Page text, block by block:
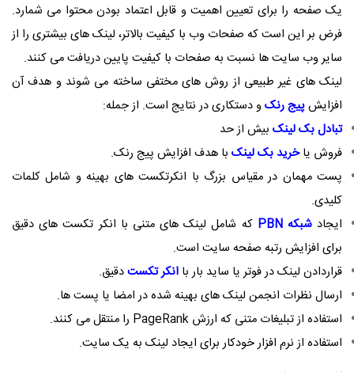
یک صفحه را برای تعیین اهمیت و قابل اعتماد بودن محتوا می شمارد.
فرض بر این است که صفحات وب با کیفیت بالاتر، لینک های بیشتری را از
سایر وب سایت ها نسبت به صفحات با کیفیت پایین دریافت می کنند.
لینک های غیر طبیعی از روش های مختفی ساخته می شوند و هدف آن
افزایشپیج رنکو دستکاری در نتایج است. از جمله:
تبادل بک لینک بیش از حد
فروش یاخرید بک لینک با هدف افزایش پیج رنک.
پست مهمان در مقیاس بزرگ با انکرتکست های بهینه و شامل کلمات
کلیدی.
ایجادشبکهPBN که شامل لینک های متنی با انکر تکست های دقیق
برای افزایش رتبه صفحه سایت است.
قراردادن لینک در فوتر یا ساید بار با انکر تکستدقیق.
ارسال نظرات انجمن لینک های بهینه شده در امضا یا پست ها.
استفاده از تبلیغات متنی که ارزش PageRank را منتقل می کنند.
استفاده از نرم افزار خودکار برای ایجاد لینک به یک سایت.